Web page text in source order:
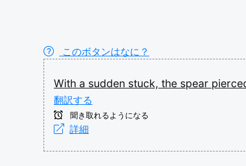
このボタンはなに？
With a sudden stuck, the spear
翻訳する
聞き取れるようになる
詳細